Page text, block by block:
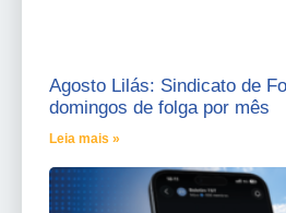
Agosto Lilás: Sindicato de
domingos de folga por mês
Leia mais »